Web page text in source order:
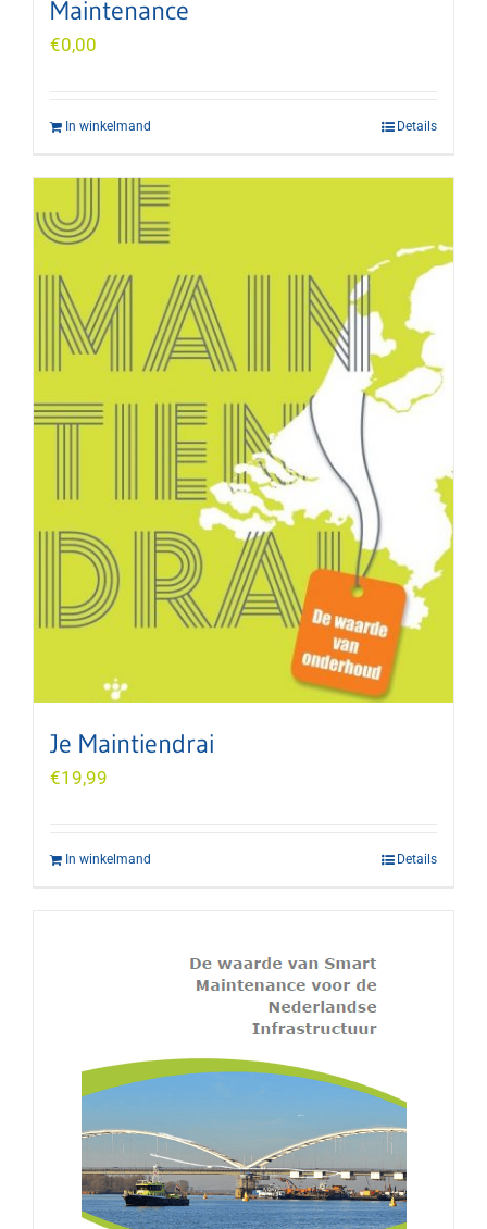
Maintenance
€0,00
In winkelmand Details
Je Maintiendrai
€19,99
In winkelmand Details